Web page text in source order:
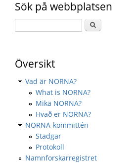
Sök på webbplatsen
Översikt
Vad är NORNA?
What is NORNA?
Mikä NORNA?
Hvað er NORNA?
NORNA-kommittén
Stadgar
Protokoll
Namnforskarregistret